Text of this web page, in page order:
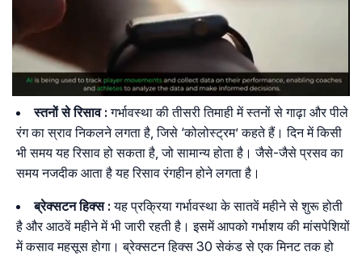
स्तनों से रिसाव :गर्भावस्था की तीसरी तिमाही में स्तनों से गाढ़ा और पीले
रंग का स्राव निकलने लगता है, जिसे ‘कोलोस्ट्रम’ कहते हैं। दिन में किसी
भी समय यह रिसाव हो सकता है, जो सामान्य होता है। जैसे-जैसे प्रसव का
समय नजदीक आता है यह रिसाव रंगहीन होने लगता है।
ब्रेक्सटन हिक्स :यह प्रक्रिया गर्भावस्था के सातवें महीने से शुरू होती
है और आठवें महीने में भी जारी रहती है। इसमें आपको गर्भाशय की मांसपेशियों
में कसाव महसूस होगा। ब्रेक्सटन हिक्स 30 सेकंड से एक मिनट तक हो